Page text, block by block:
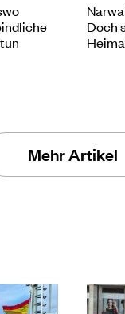
Doch
Mehr Artikel